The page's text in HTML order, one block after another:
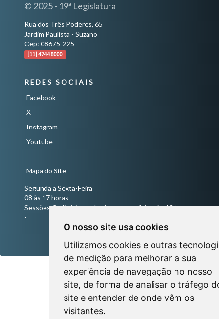
O nosso site usa cookies
Utilizamos cookies e outras
de medição para melhorar a sua
experiência de navegação no nosso
site, de forma de analisar o tráfego
site e entender de onde vêm os
visitantes.
© 2025 - 19ª Legislatura
Rua dos Três Poderes, 65
Jardim Paulista - Suzano
Cep: 08675-225
[11] 4744 8000
REDES SOCIAIS
Facebook
X
Instagram
Youtube
Mapa do Site
Segunda a Sexta-Feira
08 às 17 horas
Sessões Ordinárias todas às quartas-feiras às 18 horas
-